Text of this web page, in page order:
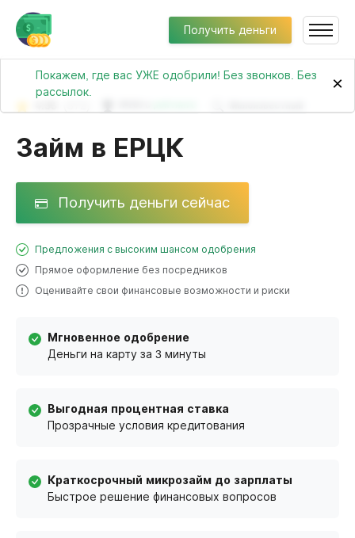
Получить деньги
Покажем, где вас УЖЕ одобрили! Без звонков. Без
рассылок.
×
Займ в ЕРЦК
Получить деньги сейчас
Предложения с высоким шансом одобрения
Прямое оформление без посредников
Оценивайте свои финансовые возможности и риски
Мгновенное одобрение
Деньги на карту за 3 минуты
Выгодная процентная ставка
Прозрачные условия кредитования
Краткосрочный микрозайм до зарплаты
Быстрое решение финансовых вопросов